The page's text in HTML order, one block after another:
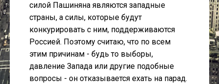
силой Пашиняна являются западные
страны, а силы, которые будут
конкурировать с ним, поддерживаются
Россией. Поэтому считаю, что по всем
этим причинам - будь то выборы,
давление Запада или другие подобные
вопросы - он отказывается ехать на парад.